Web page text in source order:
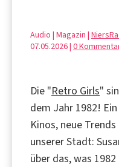
Audio | Magazin |
07.05.2026 | 0
Die "Retro Girls"
dem Jahr 1982!
Kinos, neue
unserer Stadt:
über das, was